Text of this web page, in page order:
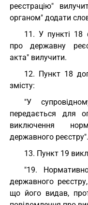
реєстрацію"
органом" додати
11. У пункті 18
про державну
акта" вилучити.
12. Пункт 18
змісту:
"У
передається для
виключення
державного реєстру".
13. Пункт 19
"19.
державного
що його видав,